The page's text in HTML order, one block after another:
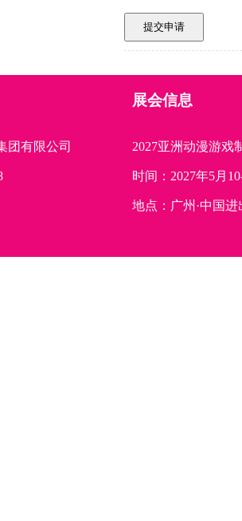
展会信息
团有限公司 2027亚洲动漫游戏
时间：2027年5月
地点：广州·中国